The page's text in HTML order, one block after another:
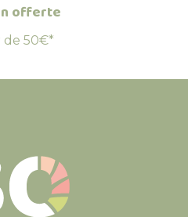
offerte
de 50€*